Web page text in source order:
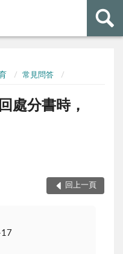
常見問答
處分書時，
回上一頁